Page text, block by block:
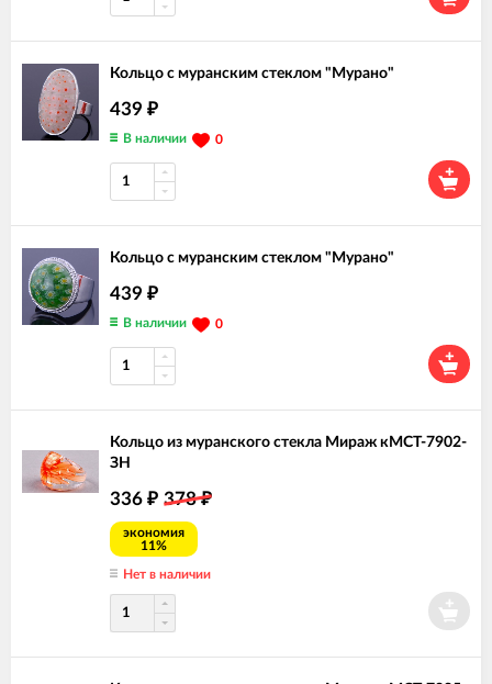
Кольцо с муранским стеклом "Мурано"
439 ₽
В наличии 0
Кольцо с муранским стеклом "Мурано"
439 ₽
В наличии 0
Кольцо из муранского стекла Мираж кМСТ-7902-
ЗН
336 ₽ 378₽
экономия
11%
Нет в наличии